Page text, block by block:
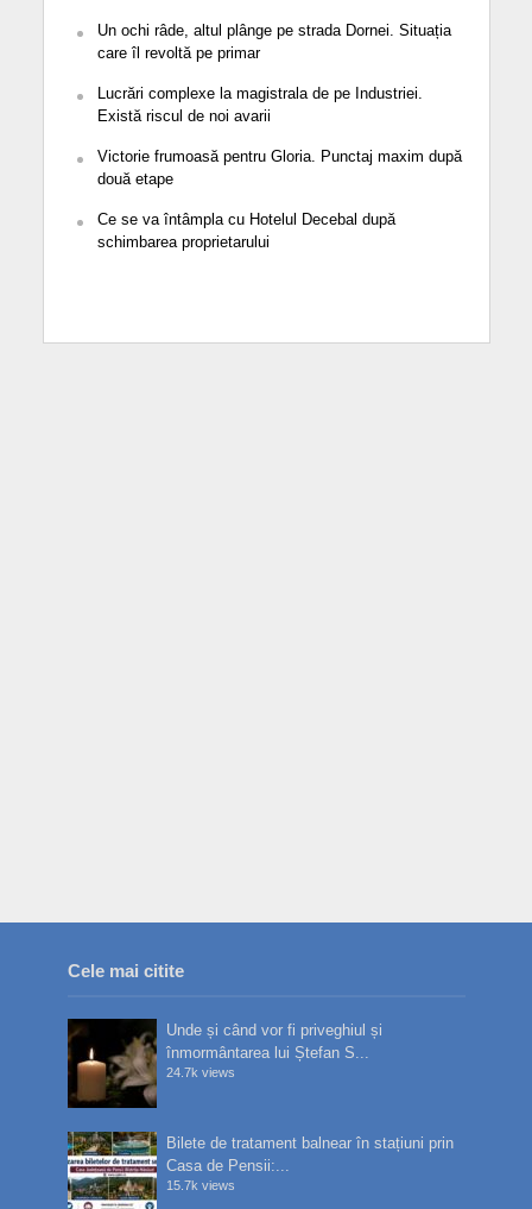
Un ochi râde, altul plânge pe strada Dornei. Situația
care îl revoltă pe primar
Lucrări complexe la magistrala de pe Industriei.
Există riscul de noi avarii
Victorie frumoasă pentru Gloria. Punctaj maxim după
două etape
Ce se va întâmpla cu Hotelul Decebal după
schimbarea proprietarului
Cele mai citite
Unde și când vor fi priveghiul și
înmormântarea lui Ștefan S...
24.7k views
Bilete de tratament balnear în stațiuni prin
Casa de Pensii:...
15.7k views